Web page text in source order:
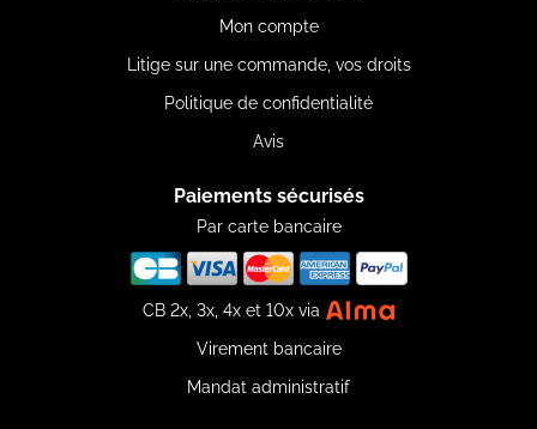
Mon compte
Litige sur une commande, vos droits
Politique de confidentialité
Avis
Paiements sécurisés
Par carte bancaire
CB 2x, 3x, 4x et 10x via
Virement bancaire
Mandat administratif